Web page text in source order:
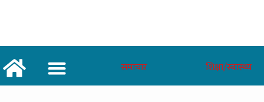
समाचार शिक्षा/स्वास्थ्य